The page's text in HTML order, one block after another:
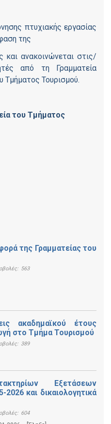
πτυχιακής εργασίας
της
και ανακοινώνεται στις/
από τη Γραμματεία
Τμήματος Τουρισμού.
του Τμήματος
της Γραμματείας του
563
ακαδημαϊκού έτους
στο Τμήμα Τουρισμού
389
Εξετάσεων
και δικαιολογητικά
604